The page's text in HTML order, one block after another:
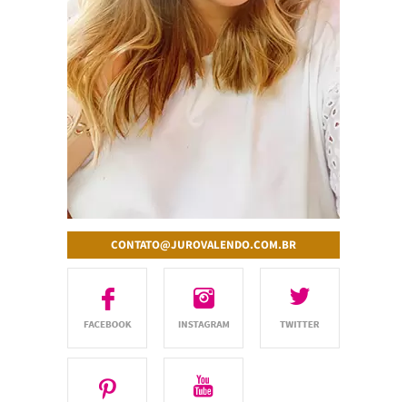
CONTATO@JUROVALENDO.COM.BR